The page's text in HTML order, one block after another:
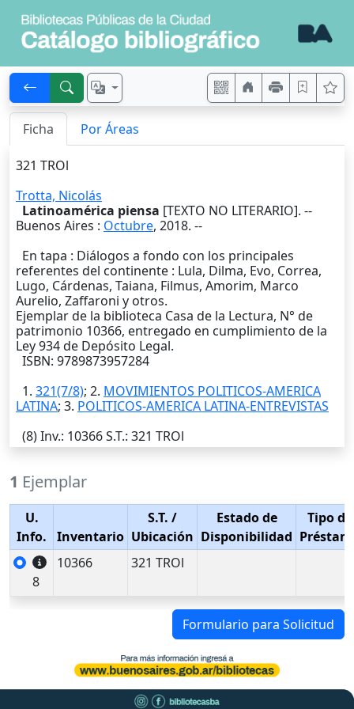
Ficha Por Áreas
321 TROl
Trotta, Nicolás
Latinoamérica piensa [TEXTO NO LITERARIO]. --
Buenos Aires : Octubre, 2018. --
En tapa : Diálogos a fondo con los principales
referentes del continente : Lula, Dilma, Evo, Correa,
Lugo, Cárdenas, Taiana, Filmus, Amorim, Marco
Aurelio, Zaffaroni y otros.
Ejemplar de la biblioteca Casa de la Lectura, N° de
patrimonio 10366, entregado en cumplimiento de la
Ley 934 de Depósito Legal.
ISBN: 9789873957284
1. 321(7/8); 2. MOVIMIENTOS POLITICOS-AMERICA
LATINA; 3. POLITICOS-AMERICA LATINA-ENTREVISTAS
(8)Inv.: 10366S.T.: 321 TROl
1 Ejemplar
U.
Info.
Inventario
S.T. /
Ubicación
Estado de
Disponibilidad
Tipo de
8
10366 321 TROl
Formulario para Solicitud